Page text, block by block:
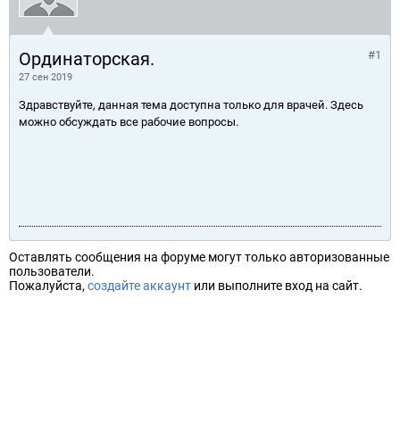
Ординаторская.
27 сен 2019
#1
Здравствуйте, данная тема доступна только для врачей. Здесь
можно обсуждать все рабочие вопросы.
Оставлять сообщения на форуме могут только авторизованные
пользователи.
Пожалуйста, создайте аккаунт или выполните вход на сайт.